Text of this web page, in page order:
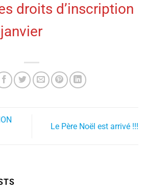
droits d’inscription
Le Père Noël est arrivé !!!